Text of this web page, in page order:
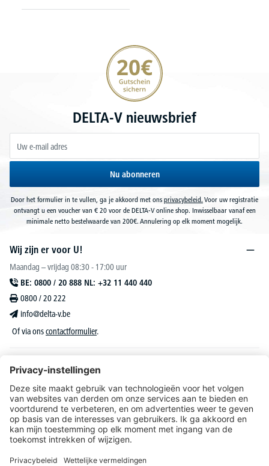
20€ korting verzekeren
DELTA-V nieuwsbrief
Nu abonneren
Door het formulier in te vullen, ga je akkoord met ons privacybeleid. Voor uw registratie
ontvangt u een voucher van € 20 voor de DELTA-V online shop. Inwisselbaar vanaf een
minimale netto bestelwaarde van 200€. Annulering op elk moment mogelijk.
Wij zijn er voor U!
Maandag – vrijdag 08:30 - 17:00 uur
BE: 0800 / 20 888 NL: +32 11 440 440
0800 / 20 222
info@delta-v.be
Of via onscontactformulier.
DELTA-V Lucas
Klantenservice
Over DELTA-V